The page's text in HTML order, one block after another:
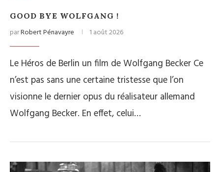
GOOD BYE WOLFGANG !
parRobert Pénavayre 1 août 2026
Le Héros de Berlin un film de Wolfgang Becker Ce
n’est pas sans une certaine tristesse que l’on
visionne le dernier opus du réalisateur allemand
Wolfgang Becker. En effet, celui…